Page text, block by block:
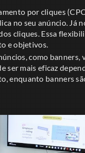
por cliques
no seu anúncio. Já
cliques. Essa
e objetivos.
como banners,
ser mais eficaz
enquanto banners